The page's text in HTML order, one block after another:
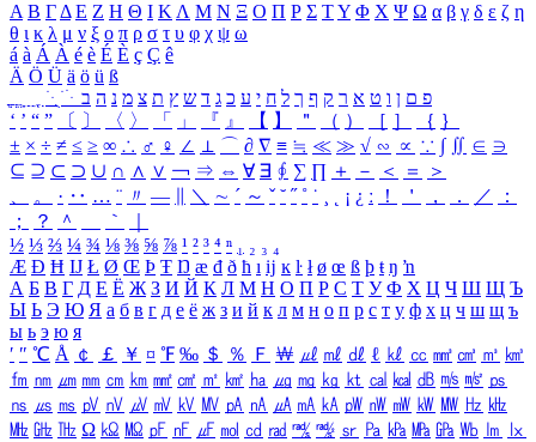
Α Β ΓΔ Ε Ζ Η Θ Ι ΚΛ Μ Ν Ξ Ο Π Ρ Σ ΤΥ Φ Χ Ψ Ω α β γ δ ε ζ η
θ ι κ λ μ ν ξ ο π ρ σ τ υ φ χ ψ ω
á à Á À é è É È ç Ç ê
Ä Ö Ü ä ö ü ß
ִֶֹ ֻּ ׁׂ פ ם ן ו ט א ר ק ף ך ל ח י ע כ ג ד ש ץ ת צ מ נ ה ב
‘ ’ “ ” 〔 〕 〈 〉 「 」 『 』 【 】 ＂ （ ） ［ ］ ｛ ｝
± × ÷ ≠ ≤ ≥ ∞ ∴ ♂ ♀ ∠ ⊥ ⌒ ∂ ∇ ≡ ≒ ≪ ≫ √ ∽ ∝ ∵ ∫ ∬ ∈ ∋
⊆ ⊇ ⊂ ⊃ ∪ ∩ ∧ ∨ ￢ ⇒ ⇔ ∀ ∃ ∮ ∑ ∏ ＋ － ＜ ＝
＞
、
。 · ‥ … ¨ 〃 ― ＼ ∼ ´ ～ ˇ ˘ ˝ ˚ ˙ ¸ ¡ ¿ ː ！ ＇ ， ． ／
：
；
？ ＾ ｀
½ ⅓ ⅔ ¼ ¾ ⅛ ⅜ ⅝ ⅞ ¹ ² ³ ⁴ ⁿ ₁ ₂ ₃ ₄
Æ Ð Ħ Ĳ Ł Ø Œ Þ Ŧ Ŋ æ đ ð ħ ı ĳ ĸ ŀ ł ø œ ß þ ŧ ŋ ŉ
А Б В Г Д Е Ё Ж З И Й К Л М Н О П Р С Т У Ф Х Ц Ч Ш Щ Ъ
Ы Ь Э Ю Я а б в г д е ё ж з и й к л м н о п р с т у ф х ц ч ш щ ъ
ы ь э ю я
′ ″ ℃ Å ￠ ￡ ￥ ¤ ℉ ‰ ＄ ％ Ｆ ￦ ㎕ ㎖ ㎗ ℓ ㎘ ㏄ ㎣ ㎤ ㎥ ㎦
㎙ ㎚ ㎛ ㎜ ㎝ ㎞ ㎟ ㎠ ㎡ ㎢ ㏊ ㎍ ㎎ ㎏ ㏏ ㎈ ㎉ ㏈ ㎧ ㎨ ㎰
㎱ ㎲ ㎳ ㎴ ㎵ ㎶ ㎷ ㎸ ㎹ ㎀ ㎁ ㎂ ㎃ ㎄ ㎺ ㎻ ㎽ ㎾ ㎿ ㎐ ㎑
㎒ ㎓ ㎔ Ω ㏀ ㏁ ㎊ ㎋ ㎌ ㏖ ㏅ ㎭ ㎮ ㎯ ㏛ ㎩ ㎪ ㎫ ㎬ ㏝ ㏐
㏓